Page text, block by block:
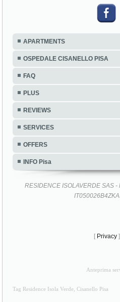
APARTMENTS
OSPEDALE CISANELLO PISA
FAQ
PLUS
REVIEWS
SERVICES
OFFERS
INFO Pisa
RESIDENCE ISOLAVERDE SAS
[ Privacy ]
Anteprima
Tag Residence Isola Verde, Cisanello Pisa